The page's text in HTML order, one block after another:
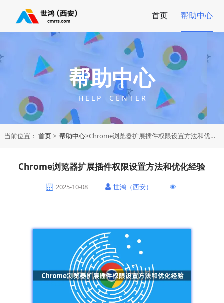
首页 帮助中心
帮助中心
H E L P C E N T E R
当前位置： 首页> 帮助中心>Chrome浏览器扩展插件权限设置方法和优化经验
Chrome浏览器扩展插件权限设置方法和优化经验
2025-10-08 世鸿（西安）